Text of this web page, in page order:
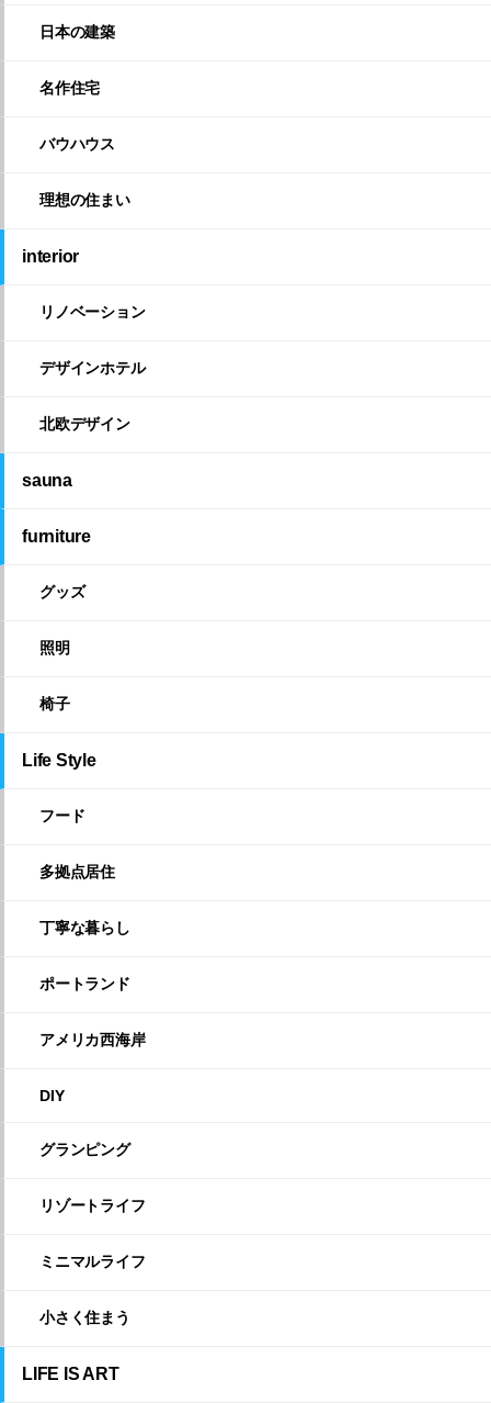
日本の建築
名作住宅
バウハウス
理想の住まい
interior
リノベーション
デザインホテル
北欧デザイン
sauna
furniture
グッズ
照明
椅子
Life Style
フード
多拠点居住
丁寧な暮らし
ポートランド
アメリカ西海岸
DIY
グランピング
リゾートライフ
ミニマルライフ
小さく住まう
LIFE IS ART